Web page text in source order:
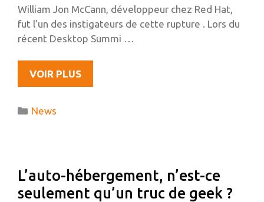
William Jon McCann, développeur chez Red Hat,
fut l’un des instigateurs de cette rupture . Lors du
récent Desktop Summi …
VOIR PLUSL’AVENIR
DE
UN
DES
Catégories
News
L’auto-hébergement, n’est-ce
seulement qu’un truc de geek ?